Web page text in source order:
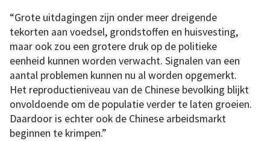
“Grote uitdagingen zijn onder meer dreigende
tekorten aan voedsel, grondstoffen en huisvesting,
maar ook zou een grotere druk op de politieke
eenheid kunnen worden verwacht. Signalen van een
aantal problemen kunnen nu al worden opgemerkt.
Het reproductieniveau van de Chinese bevolking blijkt
onvoldoende om de populatie verder te laten groeien.
Daardoor is echter ook de Chinese arbeidsmarkt
beginnen te krimpen.”